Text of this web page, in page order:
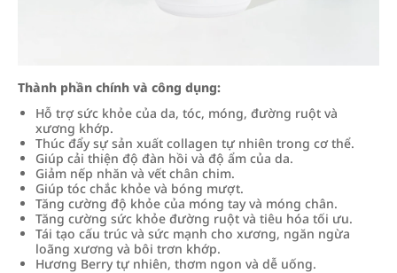
Thành phần chính và công dụng:
Hỗ trợ sức khỏe của da, tóc, móng, đường ruột và
xương khớp.
Thúc đẩy sự sản xuất collagen tự nhiên trong cơ thể.
Giúp cải thiện độ đàn hồi và độ ẩm của da.
Giảm nếp nhăn và vết chân chim.
Giúp tóc chắc khỏe và bóng mượt.
Tăng cường độ khỏe của móng tay và móng chân.
Tăng cường sức khỏe đường ruột và tiêu hóa tối ưu.
Tái tạo cấu trúc và sức mạnh cho xương, ngăn ngừa
loãng xương và bôi trơn khớp.
Hương Berry tự nhiên, thơm ngon và dễ uống.